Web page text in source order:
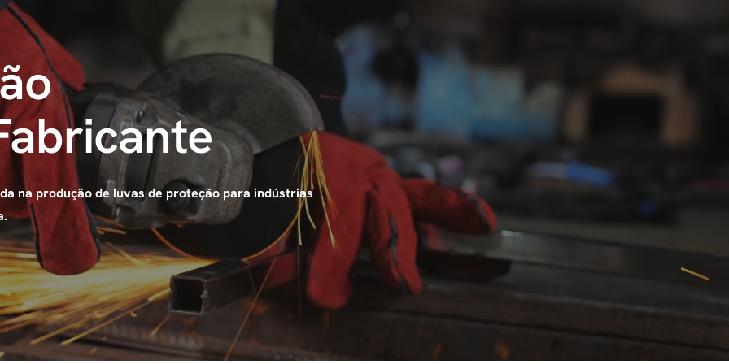
versáteis para uma vasta gama de trabalhos sem serem demasiado específicas para cada tarefa. Quer esteja a
estas luvas protegem as suas mãos ao mesmo tempo que melhoram o seu desempenho.
Eis algumas das suas aplicações mais comuns:
de paletes, as luvas para fins gerais protegem as mãos contra abrasões e melhoram a aderência em
uma barreira contra a sujidade, lascas ou pequenos cortes, garantindo simultaneamente uma aderência
na produção de luvas de proteção para indústrias